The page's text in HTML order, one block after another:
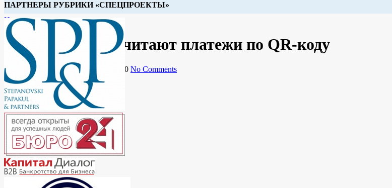
Новости
В России предпочитают платежи по QR-коду
By Ирина 27.10.2020 5 ноября, 2020 No Comments
ПАРТНЕРЫ РУБРИКИ «СПЕЦПРОЕКТЫ»